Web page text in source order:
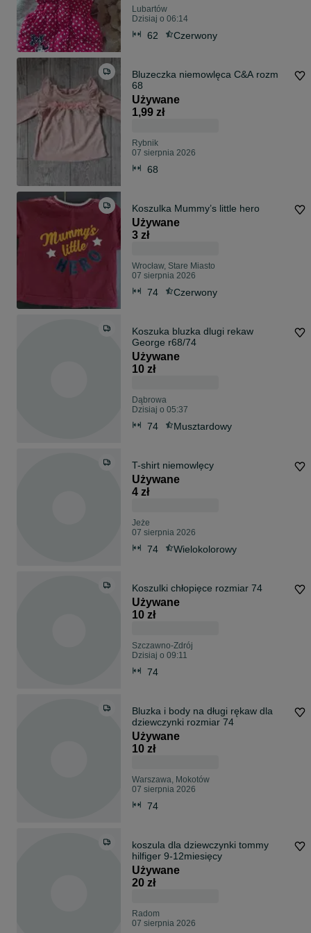
Lubartów
Dzisiaj o 06:14
62 Czerwony
Bluzeczka niemowlęca C&A rozm
68
Używane
1,99 zł
Rybnik
07 sierpnia 2026
68
Koszulka Mummy’s little hero
Używane
3 zł
Wrocław, Stare Miasto
07 sierpnia 2026
74 Czerwony
Koszuka bluzka dlugi rekaw
George r68/74
Używane
10 zł
Dąbrowa
Dzisiaj o 05:37
74 Musztardowy
T-shirt niemowlęcy
Używane
4 zł
Jeże
07 sierpnia 2026
74 Wielokolorowy
Koszulki chłopięce rozmiar 74
Używane
10 zł
Szczawno-Zdrój
Dzisiaj o 09:11
74
Bluzka i body na długi rękaw dla
dziewczynki rozmiar 74
Używane
10 zł
Warszawa, Mokotów
07 sierpnia 2026
74
koszula dla dziewczynki tommy
hilfiger 9-12miesięcy
Używane
20 zł
Radom
07 sierpnia 2026